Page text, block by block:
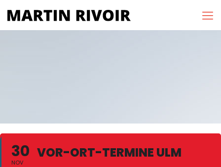
30
NOV
VOR-ORT-TERMINE ULM